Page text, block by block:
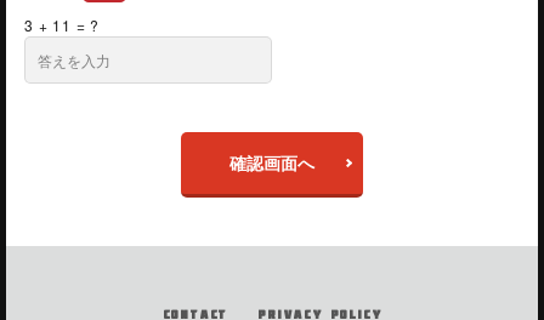
3 + 11 = ?
確認画面へ
CONTACT PRIVACY POLICY